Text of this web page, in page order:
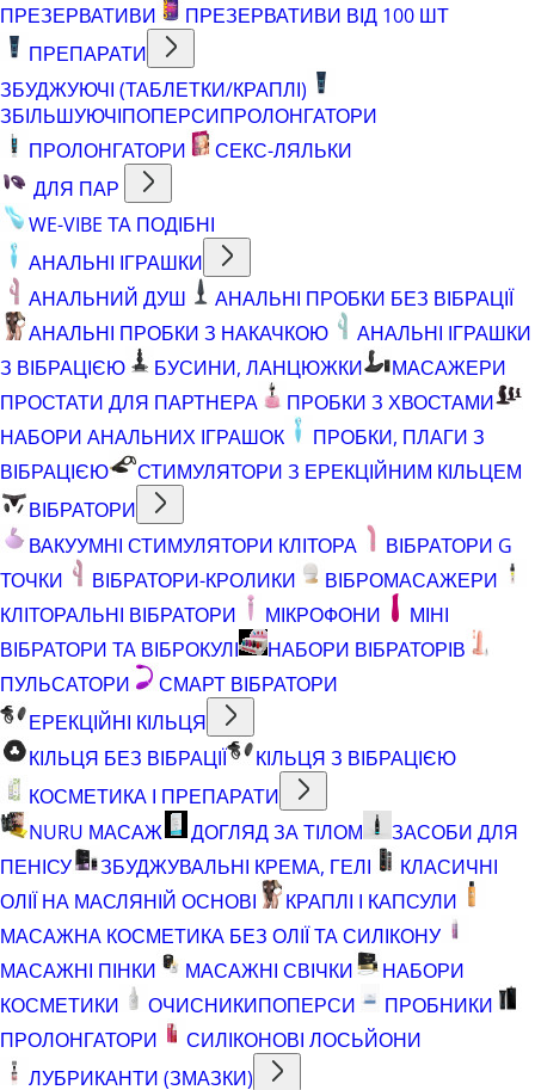
ПРЕЗЕРВАТИВИ
ПРЕЗЕРВАТИВИ ВІД 100 ШТ
ПРЕПАРАТИ
ЗБУДЖУЮЧІ (ТАБЛЕТКИ/КРАПЛІ)
ЗБІЛЬШУЮЧІПОПЕРСИПРОЛОНГАТОРИ
ПРОЛОНГАТОРИ
СЕКС-ЛЯЛЬКИ
ДЛЯ ПАР
WE-VIBE ТА ПОДІБНІ
АНАЛЬНІ ІГРАШКИ
АНАЛЬНИЙ ДУШ
АНАЛЬНІ ПРОБКИ БЕЗ ВІБРАЦІЇ
АНАЛЬНІ ПРОБКИ З НАКАЧКОЮ
АНАЛЬНІ ІГРАШКИ
З ВІБРАЦІЄЮ
БУСИНИ, ЛАНЦЮЖКИ
МАСАЖЕРИ
ПРОСТАТИ ДЛЯ ПАРТНЕРА
ПРОБКИ З ХВОСТАМИ
НАБОРИ АНАЛЬНИХ ІГРАШОК
ПРОБКИ, ПЛАГИ З
ВІБРАЦІЄЮ
СТИМУЛЯТОРИ З ЕРЕКЦІЙНИМ КІЛЬЦЕМ
ВІБРАТОРИ
ВАКУУМНІ СТИМУЛЯТОРИ КЛІТОРА
ВІБРАТОРИ G
ТОЧКИ
ВІБРАТОРИ-КРОЛИКИ
ВІБРОМАСАЖЕРИ
КЛІТОРАЛЬНІ ВІБРАТОРИ
МІКРОФОНИ
МІНІ
ВІБРАТОРИ ТА ВІБРОКУЛІ
НАБОРИ ВІБРАТОРІВ
ПУЛЬСАТОРИ
СМАРТ ВІБРАТОРИ
ЕРЕКЦІЙНІ КІЛЬЦЯ
КІЛЬЦЯ БЕЗ ВІБРАЦІЇ
КІЛЬЦЯ З ВІБРАЦІЄЮ
КОСМЕТИКА І ПРЕПАРАТИ
NURU МАСАЖ
ДОГЛЯД ЗА ТІЛОМ
ЗАСОБИ ДЛЯ
ПЕНІСУ
ЗБУДЖУВАЛЬНІ КРЕМА, ГЕЛІ
КЛАСИЧНІ
ОЛІЇ НА МАСЛЯНІЙ ОСНОВІ
КРАПЛІ І КАПСУЛИ
МАСАЖНА КОСМЕТИКА БЕЗ ОЛІЇ ТА СИЛІКОНУ
МАСАЖНІ ПІНКИ
МАСАЖНІ СВІЧКИ
НАБОРИ
КОСМЕТИКИ
ОЧИСНИКИПОПЕРСИ
ПРОБНИКИ
ПРОЛОНГАТОРИ
СИЛІКОНОВІ ЛОСЬЙОНИ
ЛУБРИКАНТИ (ЗМАЗКИ)